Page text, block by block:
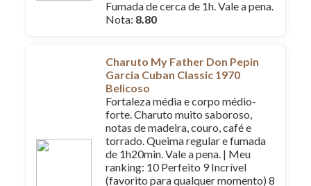
Fumada de cerca de 1h. Vale a pena.
Nota: 8.80
Charuto My Father Don Pepin
Garcia Cuban Classic 1970
Belicoso
Fortaleza média e corpo médio-
forte. Charuto muito saboroso,
notas de madeira, couro, café e
torrado. Queima regular e fumada
de 1h20min. Vale a pena. | Meu
ranking: 10 Perfeito 9 Incrível
(favorito para qualquer momento) 8